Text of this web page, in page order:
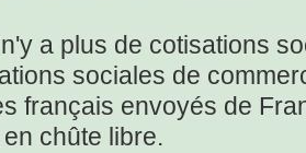
a plus de cotisations
sociales de
français envoyés de
chûte libre.